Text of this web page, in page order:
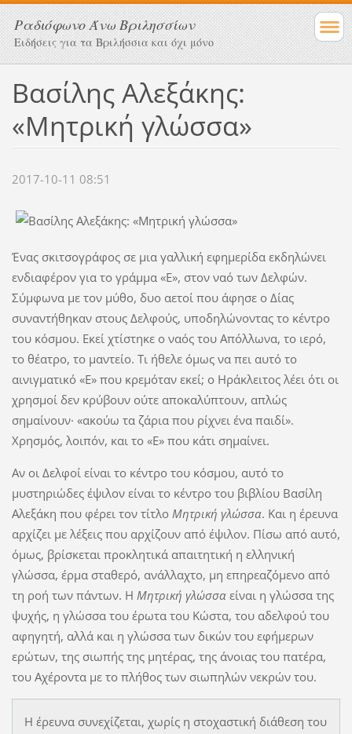
Ραδιόφωνο Άνω Βριλησσίων
Ειδήσεις για τα Βριλήσσια και όχι μόνο
Βασίλης Αλεξάκης:
«Μητρική γλώσσα»
2017-10-11 08:51
Ένας σκιτσογράφος σε μια γαλλική εφημερίδα εκδηλώνει
ενδιαφέρον για το γράμμα «Ε», στον ναό των Δελφών.
Σύμφωνα με τον μύθο, δυο αετοί που άφησε ο Δίας
συναντήθηκαν στους Δελφούς, υποδηλώνοντας το κέντρο
του κόσμου. Εκεί χτίστηκε ο ναός του Απόλλωνα, το ιερό,
το θέατρο, το μαντείο. Τι ήθελε όμως να πει αυτό το
αινιγματικό «Ε» που κρεμόταν εκεί; ο Ηράκλειτος λέει ότι οι
χρησμοί δεν κρύβουν ούτε αποκαλύπτουν, απλώς
σημαίνουν· «ακούω τα ζάρια που ρίχνει ένα παιδί».
Χρησμός, λοιπόν, και το «Ε» που κάτι σημαίνει.
Αν οι Δελφοί είναι το κέντρο του κόσμου, αυτό το
μυστηριώδες έψιλον είναι το κέντρο του βιβλίου Βασίλη
Αλεξάκη που φέρει τον τίτλο Μητρική γλώσσα. Και η έρευνα
αρχίζει με λέξεις που αρχίζουν από έψιλον. Πίσω από αυτό,
όμως, βρίσκεται προκλητικά απαιτητική η ελληνική
γλώσσα, έρμα σταθερό, ανάλλαχτο, μη επηρεαζόμενο από
τη ροή των πάντων. Η Μητρική γλώσσαείναι η γλώσσα της
ψυχής, η γλώσσα του έρωτα του Κώστα, του αδελφού του
αφηγητή, αλλά και η γλώσσα των δικών του εφήμερων
ερώτων, της σιωπής της μητέρας, της άνοιας του πατέρα,
του Αχέροντα με το πλήθος των σιωπηλών νεκρών του.
Η έρευνα συνεχίζεται, χωρίς η στοχαστική διάθεση του